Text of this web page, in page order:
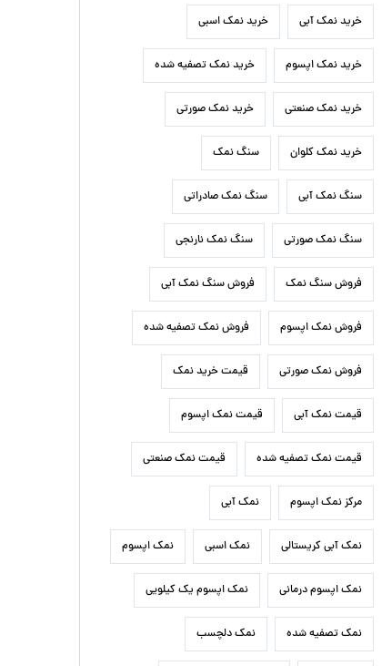
خرید نمک آبی خرید نمک اسبی
خرید نمک اپسوم خرید نمک تصفیه شده
خرید نمک صنعتی خرید نمک صورتی
خرید نمک کلوان سنگ نمک
سنگ نمک آبی سنگ نمک صادراتی
سنگ نمک صورتی سنگ نمک نارنجی
فروش سنگ نمک فروش سنگ نمک آبی
فروش نمک اپسوم فروش نمک تصفیه شده
فروش نمک صورتی قیمت خرید نمک
قیمت نمک آبی قیمت نمک اپسوم
قیمت نمک تصفیه شده قیمت نمک صنعتی
مرکز نمک اپسوم نمک آبی
نمک آبی کریستالی نمک اسبی نمک اپسوم
نمک اپسوم درمانی نمک اپسوم یک کیلویی
نمک تصفیه شده نمک دلچسب